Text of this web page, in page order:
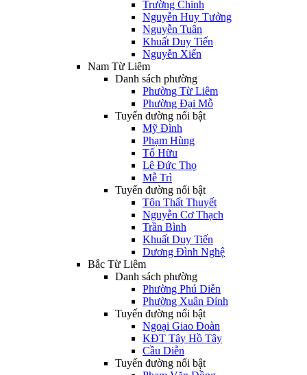
Trường Chinh
Nguyễn Huy Tưởng
Nguyễn Tuân
Khuất Duy Tiến
Nguyễn Xiển
Nam Từ Liêm
Danh sách phường
Phường Từ Liêm
Phường Đại Mỗ
Tuyến đường nổi bật
Mỹ Đình
Phạm Hùng
Tố Hữu
Lê Đức Thọ
Mễ Trì
Tuyến đường nổi bật
Tôn Thất Thuyết
Nguyễn Cơ Thạch
Trần Bình
Khuất Duy Tiến
Dương Đình Nghệ
Bắc Từ Liêm
Danh sách phường
Phường Phú Diễn
Phường Xuân Đỉnh
Tuyến đường nổi bật
Ngoại Giao Đoàn
KĐT Tây Hồ Tây
Cầu Diễn
Tuyến đường nổi bật